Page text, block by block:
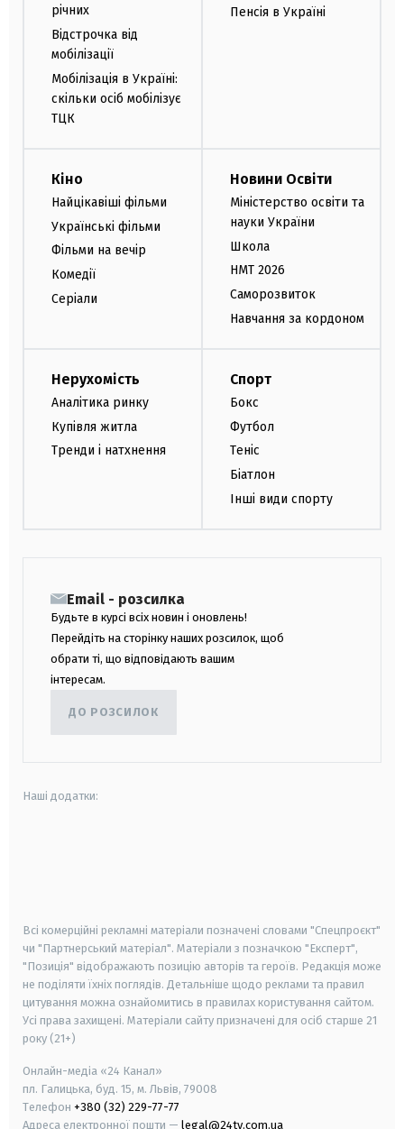
річних
Відстрочка від
мобілізації
Мобілізація в Україні:
скільки осіб мобілізує
ТЦК
Пенсія в Україні
Кіно
Найцікавіші фільми
Українські фільми
Фільми на вечір
Комедії
Серіали
Новини Освіти
Міністерство освіти та
науки України
Школа
НМТ 2026
Саморозвиток
Навчання за кордоном
Нерухомість
Аналітика ринку
Купівля житла
Тренди і натхнення
Спорт
Бокс
Футбол
Теніс
Біатлон
Інші види спорту
Email - розсилка
Будьте в курсі всіх новин і оновлень!
Перейдіть на сторінку наших розсилок, щоб
обрати ті, що відповідають вашим
інтересам.
ДО РОЗСИЛОК
Наші додатки:
Всі комерційні рекламні матеріали позначені словами "Спецпроєкт"
чи "Партнерський матеріал". Матеріали з позначкою "Експерт",
"Позиція" відображають позицію авторів та героїв. Редакція може
не поділяти їхніх поглядів. Детальніше щодо реклами та правил
цитування можна ознайомитись в правилах користування сайтом.
Усі права захищені. Матеріали сайту призначені для осіб старше 21
року (21+)
Онлайн-медіа «24 Канал»
пл. Галицька, буд. 15, м. Львів, 79008
Телефон +380 (32) 229-77-77
Адреса електронної пошти — legal@24tv.com.ua